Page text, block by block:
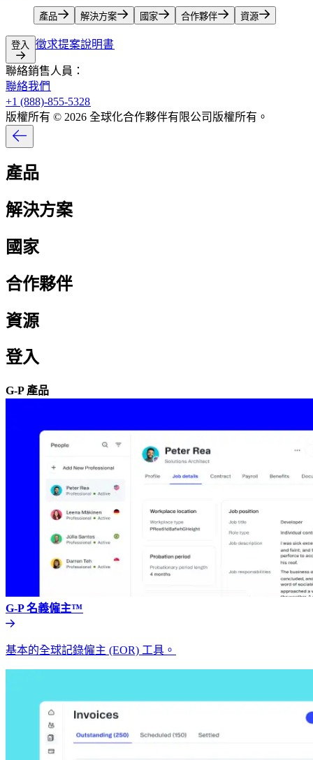
產品​​ 解決方案​​ 國家​​ 合作夥伴​​ 資源​​
登入​​ 徵求提案說明書​​
聯絡銷售人員：​​
聯絡我們​​
+1 (888)-855-5328​​
版權所有 © 2026 全球化合作夥伴有限公司版權所有。​​
產品​​
解決方案​​
國家​​
合作夥伴​​
資源​​
登入​​
G-P 產品​​
G-P 名義僱主™​​
基本的全球記錄僱主 (EOR) 工具。​​